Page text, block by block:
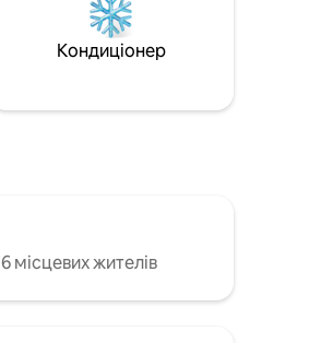
формі до прибуття. Це
відповідає вимогам
законодавства і не вплине
Кондиціонер
місцевих жителів